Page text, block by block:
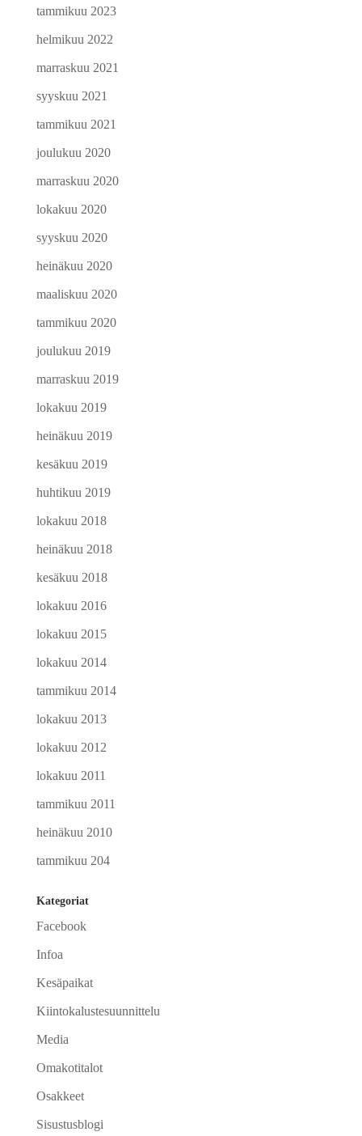
tammikuu 2023
helmikuu 2022
marraskuu 2021
syyskuu 2021
tammikuu 2021
joulukuu 2020
marraskuu 2020
lokakuu 2020
syyskuu 2020
heinäkuu 2020
maaliskuu 2020
tammikuu 2020
joulukuu 2019
marraskuu 2019
lokakuu 2019
heinäkuu 2019
kesäkuu 2019
huhtikuu 2019
lokakuu 2018
heinäkuu 2018
kesäkuu 2018
lokakuu 2016
lokakuu 2015
lokakuu 2014
tammikuu 2014
lokakuu 2013
lokakuu 2012
lokakuu 2011
tammikuu 2011
heinäkuu 2010
tammikuu 204
Kategoriat
Facebook
Infoa
Kesäpaikat
Kiintokalustesuunnittelu
Media
Omakotitalot
Osakkeet
Sisustusblogi